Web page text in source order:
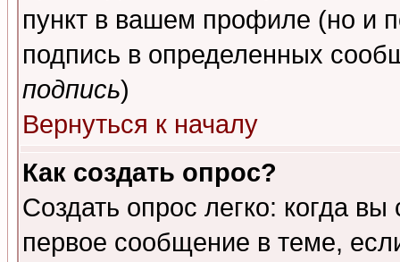
пункт в вашем профиле (но и
подпись в определенных
подпись)
Вернуться к началу
Как создать опрос?
Создать опрос легко: когда
первое сообщение в теме,